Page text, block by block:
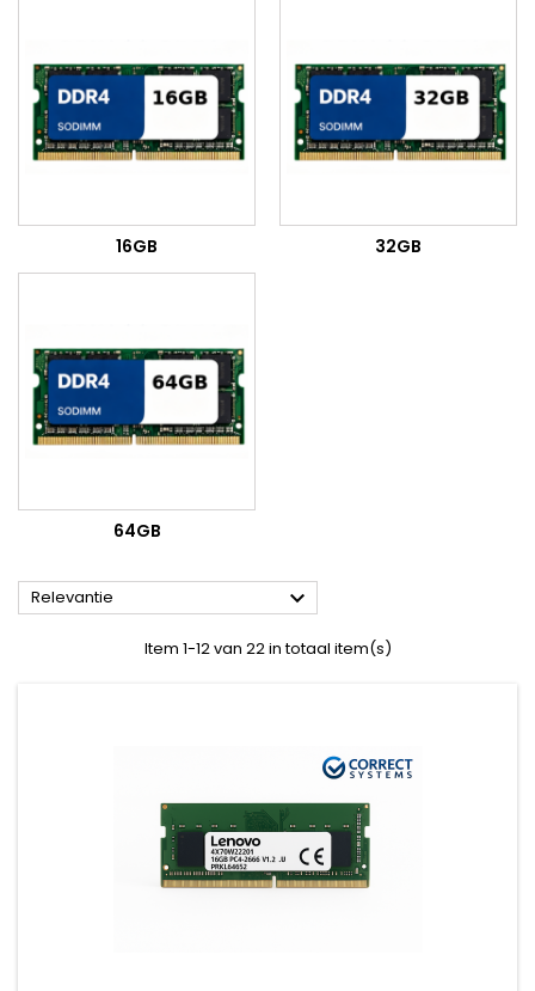
16GB 32GB
64GB
Relevantie 
Item 1-12 van 22 in totaal item(s)